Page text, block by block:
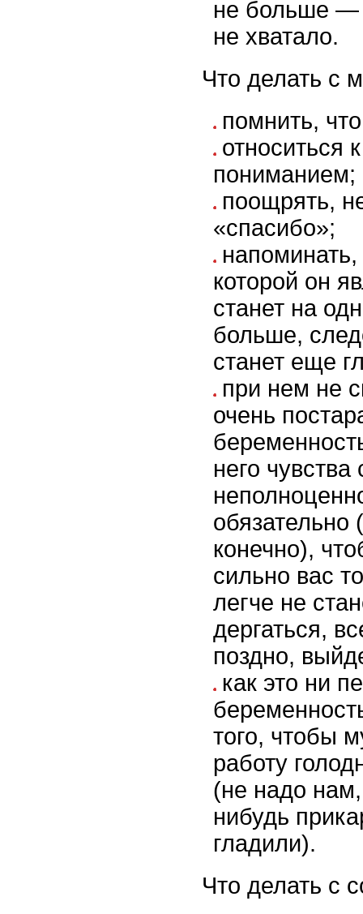
не больше —
не хватало.
Что делать с
помнить,
относиться
пониманием;
поощрять,
«спасибо»;
которой он
станет на
больше,
станет еще
при нем не
очень
него
обязательно
конечно),
сильно вас
легче не
дергаться,
поздно,
как это ни
того, чтобы
работу
(не надо нам,
нибудь
гладили).
Что делать с